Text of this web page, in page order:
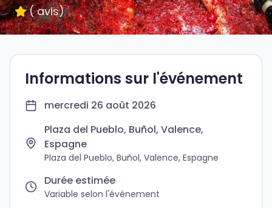
( avis)
Informations sur l'événement
mercredi 26 août 2026
Plaza del Pueblo, Buñol, Valence,
Espagne
Plaza del Pueblo, Buñol, Valence, Espagne
Durée estimée
Variable selon l'événement